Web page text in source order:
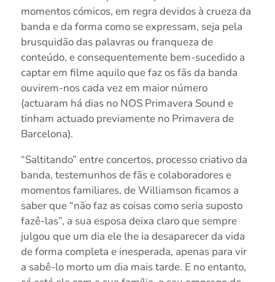
momentos cómicos, em regra devidos à crueza da
banda e da forma como se expressam, seja pela
brusquidão das palavras ou franqueza de
conteúdo, e consequentemente bem-sucedido a
captar em filme aquilo que faz os fãs da banda
ouvirem-nos cada vez em maior número
(actuaram há dias no NOS Primavera Sound e
tinham actuado previamente no Primavera de
Barcelona).
“Saltitando” entre concertos, processo criativo da
banda, testemunhos de fãs e colaboradores e
momentos familiares, de Williamson ficamos a
saber que “não faz as coisas como seria suposto
fazê-las”, a sua esposa deixa claro que sempre
julgou que um dia ele lhe ia desaparecer da vida
de forma completa e inesperada, apenas para vir
a sabê-lo morto um dia mais tarde. E no entanto,